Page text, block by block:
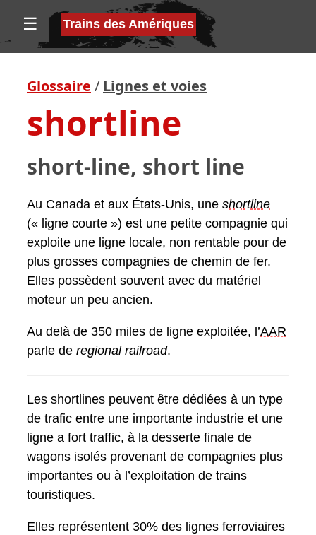
☰ Trains des Amériques
Glossaire / Lignes et voies
shortline
short-line, short line
Au Canada et aux États-Unis, une shortline
(« ligne courte ») est une petite compagnie qui
exploite une ligne locale, non rentable pour de
plus grosses compagnies de chemin de fer.
Elles possèdent souvent avec du matériel
moteur un peu ancien.
Au delà de 350 miles de ligne exploitée, l’AAR
parle de regional railroad.
Les shortlines peuvent être dédiées à un type
de trafic entre une importante industrie et une
ligne a fort traffic, à la desserte finale de
wagons isolés provenant de compagnies plus
importantes ou à l’exploitation de trains
touristiques.
Elles représentent 30% des lignes ferroviaires